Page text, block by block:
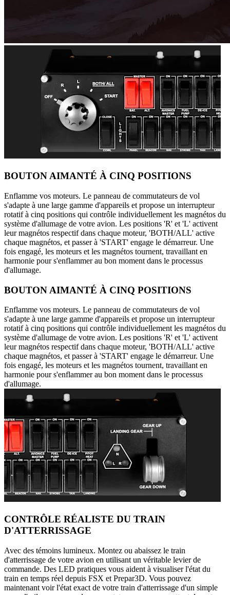
BOUTON AIMANTÉ À CINQ POSITIONS
Enflamme vos moteurs. Le panneau de commutateurs de vol
s'adapte à une large gamme d'appareils et propose un interrupteur
rotatif à cinq positions qui contrôle individuellement les magnétos du
système d'allumage de votre avion. Les positions 'R' et 'L' activent
leur magnétos respectif dans chaque moteur, 'BOTH/ALL' active
chaque magnétos, et passer à 'START' engage le démarreur. Une
fois engagé, les moteurs et les magnétos tournent, travaillant en
harmonie pour s'enflammer au bon moment dans le processus
d'allumage.
BOUTON AIMANTÉ À CINQ POSITIONS
Enflamme vos moteurs. Le panneau de commutateurs de vol
s'adapte à une large gamme d'appareils et propose un interrupteur
rotatif à cinq positions qui contrôle individuellement les magnétos du
système d'allumage de votre avion. Les positions 'R' et 'L' activent
leur magnétos respectif dans chaque moteur, 'BOTH/ALL' active
chaque magnétos, et passer à 'START' engage le démarreur. Une
fois engagé, les moteurs et les magnétos tournent, travaillant en
harmonie pour s'enflammer au bon moment dans le processus
d'allumage.
CONTRÔLE RÉALISTE DU TRAIN
D'ATTERRISSAGE
Avec des témoins lumineux. Montez ou abaissez le train
d'atterrissage de votre avion en utilisant un véritable levier de
commande. Des LED pratiques vous aident à visualiser l'état du
train en temps réel depuis FSX et Prepar3D. Vous pouvez
maintenant voir l'état exact de votre train d'atterrissage d'un simple